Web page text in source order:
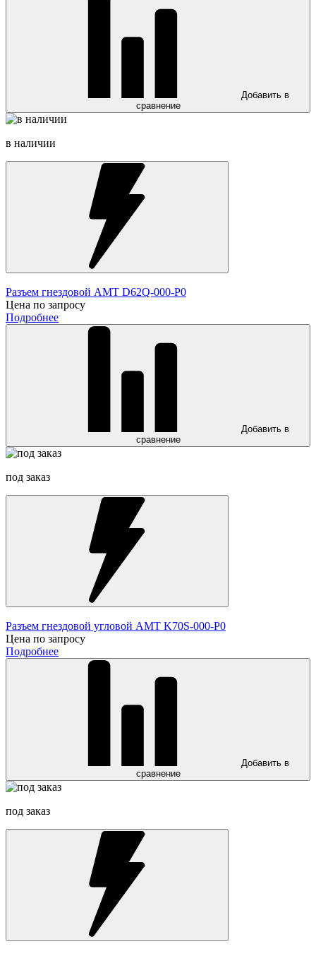
Добавить в
сравнение
в наличии
Разъем гнездовой AMT D62Q-000-P0
Цена по запросу
Подробнее
Добавить в
сравнение
под заказ
Разъем гнездовой угловой AMT K70S-000-P0
Цена по запросу
Подробнее
Добавить в
сравнение
под заказ